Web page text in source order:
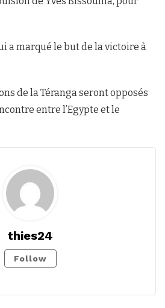
a marqué le but de la victoire à
de la Téranga seront opposés
entre l’Egypte et le
thies24
Follow